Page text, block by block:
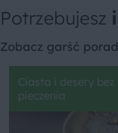
Potrzebujesz
Zobacz garść
Ciasta i desery bez
pieczenia